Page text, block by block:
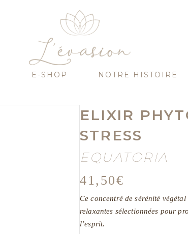
E-SHOP NOTRE HISTOIRE
ELIXIR
STRESS
EQUATORIA
41,50€
Ce concentré de sérénité
relaxantes sélectionnées pour
l’esprit.